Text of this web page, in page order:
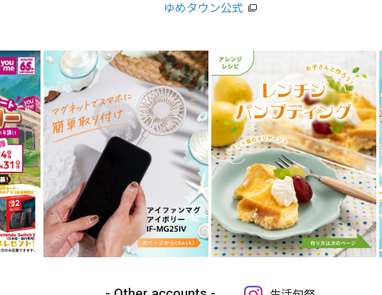
ゆめタウン公式